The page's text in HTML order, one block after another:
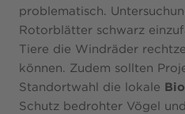
problematisch.
Rotorblätter schwarz
Tiere die Windräder
können. Zudem sollten
Standortwahl die lokale
Schutz bedrohter Vögel